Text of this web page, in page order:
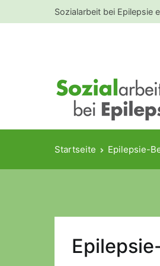
Inhalt
Sozialarbeit bei Epilepsie
Startseite Epilepsie-